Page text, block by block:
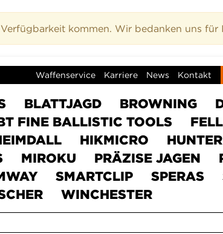
kommen. Wir bedanken uns für
Waffenservice Karriere News Kontakt
BLATTJAGD BROWNING
FINE BALLISTIC TOOLS
HIKMICRO
HUNTER
MIROKU PRÄZISE JAGEN
SMARTCLIP SPERAS
WINCHESTER